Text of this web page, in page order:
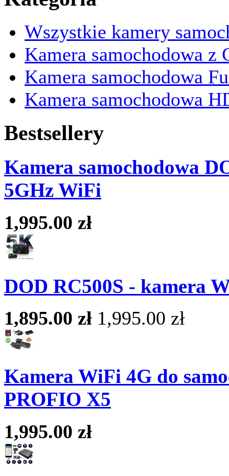
Wszystkie kamery
Kamera samochodowa z
Kamera samochodowa
Kamera samochodowa
Bestsellery
Kamera samochodowa
5GHz WiFi
1,995.00 zł
DOD RC500S - kamera
1,895.00 zł 1,995.00 zł
Kamera WiFi 4G do
PROFIO X5
1,995.00 zł